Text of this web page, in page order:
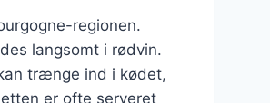
regionen.
langsomt i rødvin.
trænge ind i kødet,
er ofte serveret